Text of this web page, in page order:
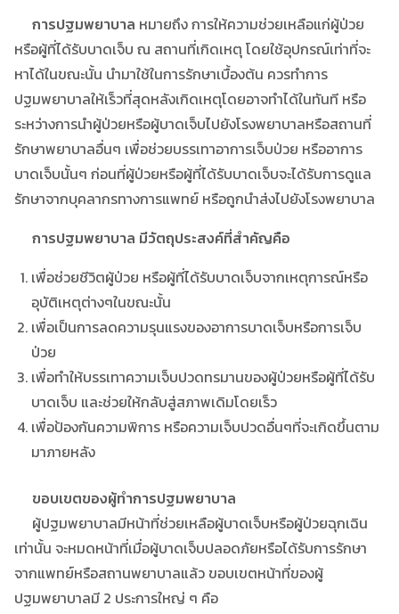
การปฐมพยาบาล หมายถึง การให้ความช่วยเหลือแก่ผู้ป่วย
หรือผู้ที่ได้รับบาดเจ็บ ณ สถานที่เกิดเหตุ โดยใช้อุปกรณ์เท่าที่จะ
หาได้ในขณะนั้น นำมาใช้ในการรักษาเบื้องต้น ควรทำการ
ปฐมพยาบาลให้เร็วที่สุดหลังเกิดเหตุโดยอาจทำได้ในทันที หรือ
ระหว่างการนำผู้ป่วยหรือผู้บาดเจ็บไปยังโรงพยาบาลหรือสถานที่
รักษาพยาบาลอื่นๆ เพื่อช่วยบรรเทาอาการเจ็บป่วย หรืออาการ
บาดเจ็บนั้นๆ ก่อนที่ผู้ป่วยหรือผู้ที่ได้รับบาดเจ็บจะได้รับการดูแล
รักษาจากบุคลากรทางการแพทย์ หรือถูกนำส่งไปยังโรงพยาบาล
การปฐมพยาบาล มีวัตถุประสงค์ที่สำคัญคือ
เพื่อช่วยชีวิตผู้ป่วย หรือผู้ที่ได้รับบาดเจ็บจากเหตุการณ์หรือ
อุบัติเหตุต่างๆในขณะนั้น
เพื่อเป็นการลดความรุนแรงของอาการบาดเจ็บหรือการเจ็บ
ป่วย
เพื่อทำให้บรรเทาความเจ็บปวดทรมานของผู้ป่วยหรือผู้ที่ได้รับ
บาดเจ็บ และช่วยให้กลับสู่สภาพเดิมโดยเร็ว
เพื่อป้องกันความพิการ หรือความเจ็บปวดอื่นๆที่จะเกิดขึ้นตาม
มาภายหลัง
ขอบเขตของผู้ทำการปฐมพยาบาล
ผู้ปฐมพยาบาลมีหน้าที่ช่วยเหลือผู้บาดเจ็บหรือผู้ป่วยฉุกเฉิน
เท่านั้น จะหมดหน้าที่เมื่อผู้บาดเจ็บปลอดภัยหรือได้รับการรักษา
จากแพทย์หรือสถานพยาบาลแล้ว ขอบเขตหน้าที่ของผู้
ปฐมพยาบาลมี 2 ประการใหญ่ ๆ คือ